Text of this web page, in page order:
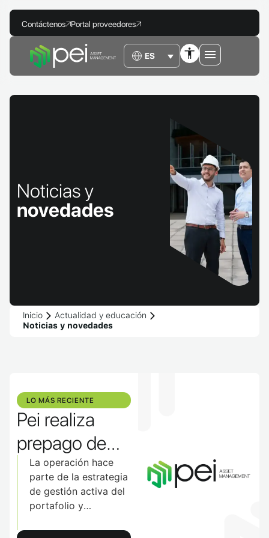
Contáctenos Portal proveedores
Noticias y
novedades
Inicio
Actualidad y educación
Noticias y novedades
LO MÁS RECIENTE​
Pei realiza
prepago de
$300.000
millones de
deuda luego
La operación hace
parte de la estrategia
de gestión activa del
portafolio y